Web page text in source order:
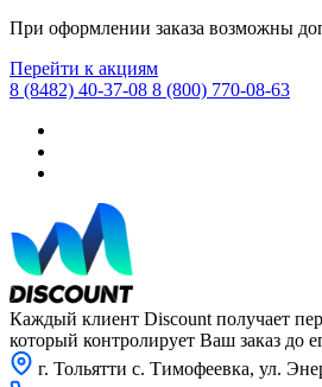
Smart
SsangYong
Subaru
Tesla
Toyota
UAZ
Vauxhall
При оформлении заказа возможны
Перейти к акциям
8 (8482) 40-37-08 8 (800) 770-08-63
Каждый клиент Discount получает
который контролирует Ваш заказ до
г. Тольятти с. Тимофеевка, ул.